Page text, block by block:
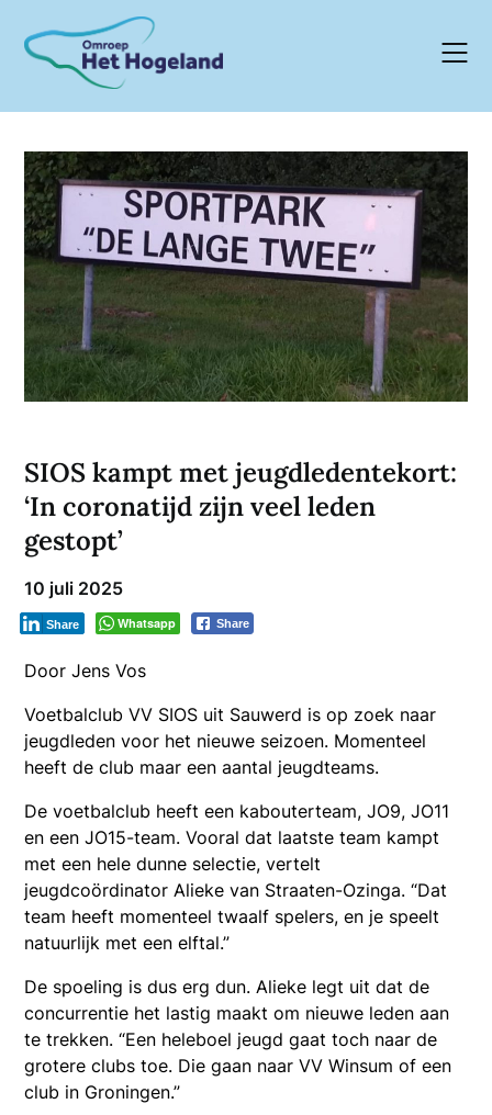
content
SIOS kampt met jeugdledentekort:
‘In coronatijd zijn veel leden
gestopt’
10 juli 2025
Whatsapp Share
Share
Door Jens Vos
Voetbalclub VV SIOS uit Sauwerd is op zoek naar
jeugdleden voor het nieuwe seizoen. Momenteel
heeft de club maar een aantal jeugdteams.
De voetbalclub heeft een kabouterteam, JO9, JO11
en een JO15-team. Vooral dat laatste team kampt
met een hele dunne selectie, vertelt
jeugdcoördinator Alieke van Straaten-Ozinga. “Dat
team heeft momenteel twaalf spelers, en je speelt
natuurlijk met een elftal.”
De spoeling is dus erg dun. Alieke legt uit dat de
concurrentie het lastig maakt om nieuwe leden aan
te trekken. “Een heleboel jeugd gaat toch naar de
grotere clubs toe. Die gaan naar VV Winsum of een
club in Groningen.”